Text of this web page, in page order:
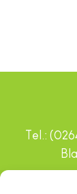
Tel.: